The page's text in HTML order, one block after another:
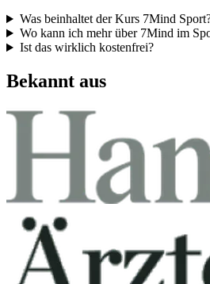
Was beinhaltet der Kurs 7Mind
Wo kann ich mehr über 7Mind im
Ist das wirklich kostenfrei?
Bekannt aus